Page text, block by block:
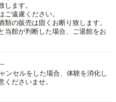
します。
ご遠慮ください。
類の販売は固くお断り致します。
当館が判断した場合、ご退館をお
ンセルをした場合、体験を消化し
くださいませ。